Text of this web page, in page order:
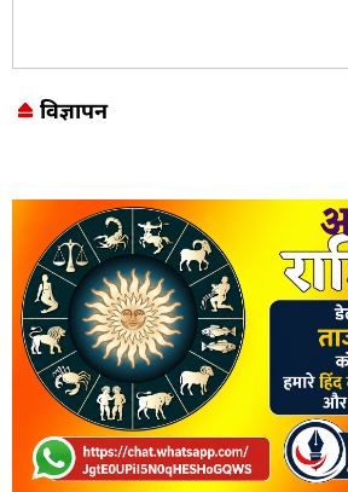
विज्ञापन